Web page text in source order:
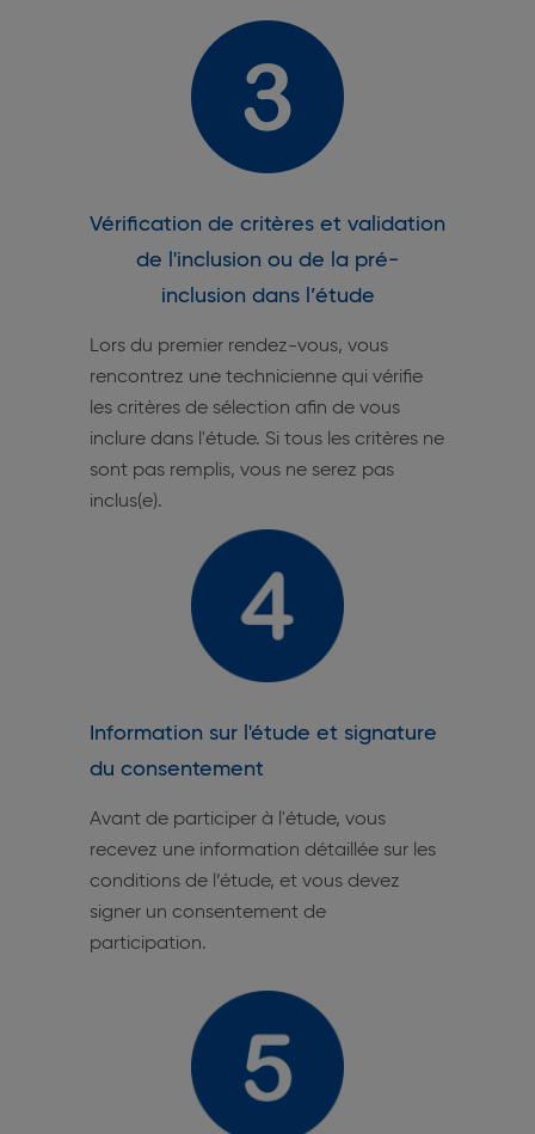
Vérification de critères et validation
de l'inclusion ou de la pré-
inclusion dans l’étude
Lors du premier rendez-vous, vous
rencontrez une technicienne qui vérifie
les critères de sélection afin de vous
inclure dans l'étude. Si tous les critères ne
sont pas remplis, vous ne serez pas
inclus(e).
Information sur l'étude et signature
du consentement
Avant de participer à l'étude, vous
recevez une information détaillée sur les
conditions de l’étude, et vous devez
signer un consentement de
participation.